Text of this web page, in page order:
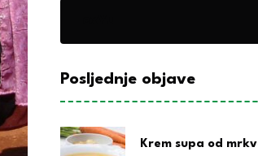
Posljednje objave
Krem supa od